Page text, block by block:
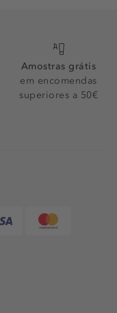
Amostras grátis
em encomendas
superiores a 50€